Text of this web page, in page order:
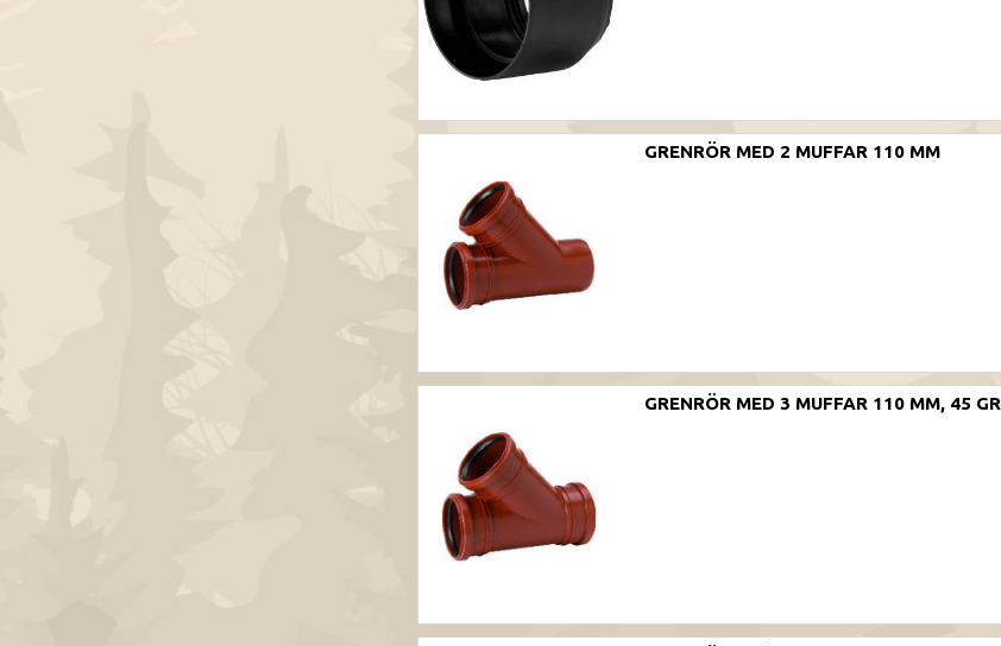
GRENRÖR MED 2 MUFFAR 110 MM
GRENRÖR MED 3 MUFFAR 110 MM, 45 GR